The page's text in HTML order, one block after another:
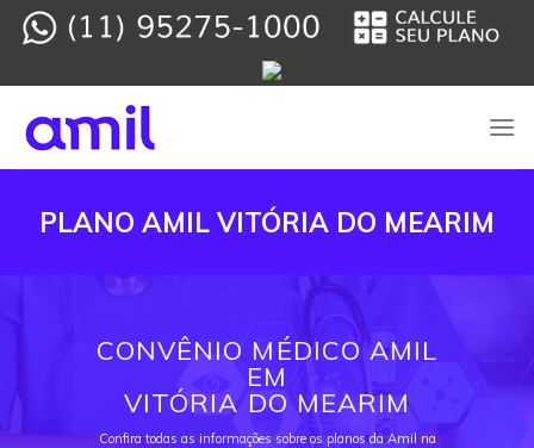
Skip
PLANO AMIL VITÓRIA DO MEARIM
CONVÊNIO MÉDICO AMIL
EM
VITÓRIA DO MEARIM
Confira todas as informações sobre os planos da Amil na